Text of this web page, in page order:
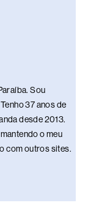
Sou
37 anos de
desde 2013.
o meu
com outros sites.